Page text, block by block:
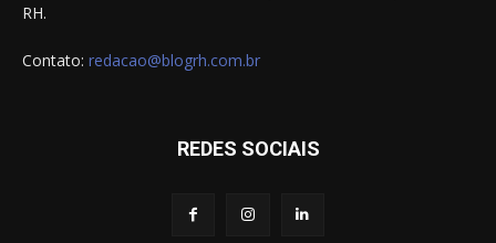
RH.
Contato: redacao@blogrh.com.br
REDES SOCIAIS